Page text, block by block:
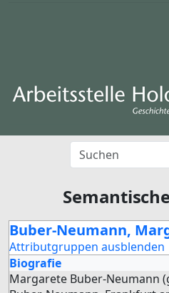
Buber-Neumann,
Attributgruppen ausblenden
Biografie
Margarete Buber-Neumann